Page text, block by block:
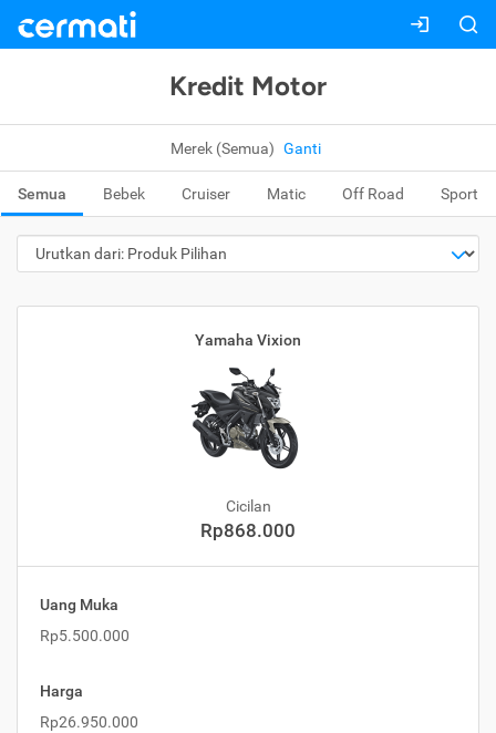
Kredit Motor
Merek (Semua) Ganti
Semua Bebek Cruiser Matic Off Road Sport
Yamaha Vixion
Cicilan
Rp868.000
Uang Muka
Rp5.500.000
Harga
Rp26.950.000